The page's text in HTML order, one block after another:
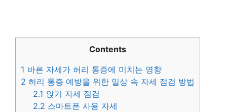
Contents
1 바른 자세가 허리 통증에 미치는 영향
2 허리 통증 예방을 위한 일상 속 자세 점검 방법
2.1 앉기 자세 점검
2.2 스마트폰 사용 자세